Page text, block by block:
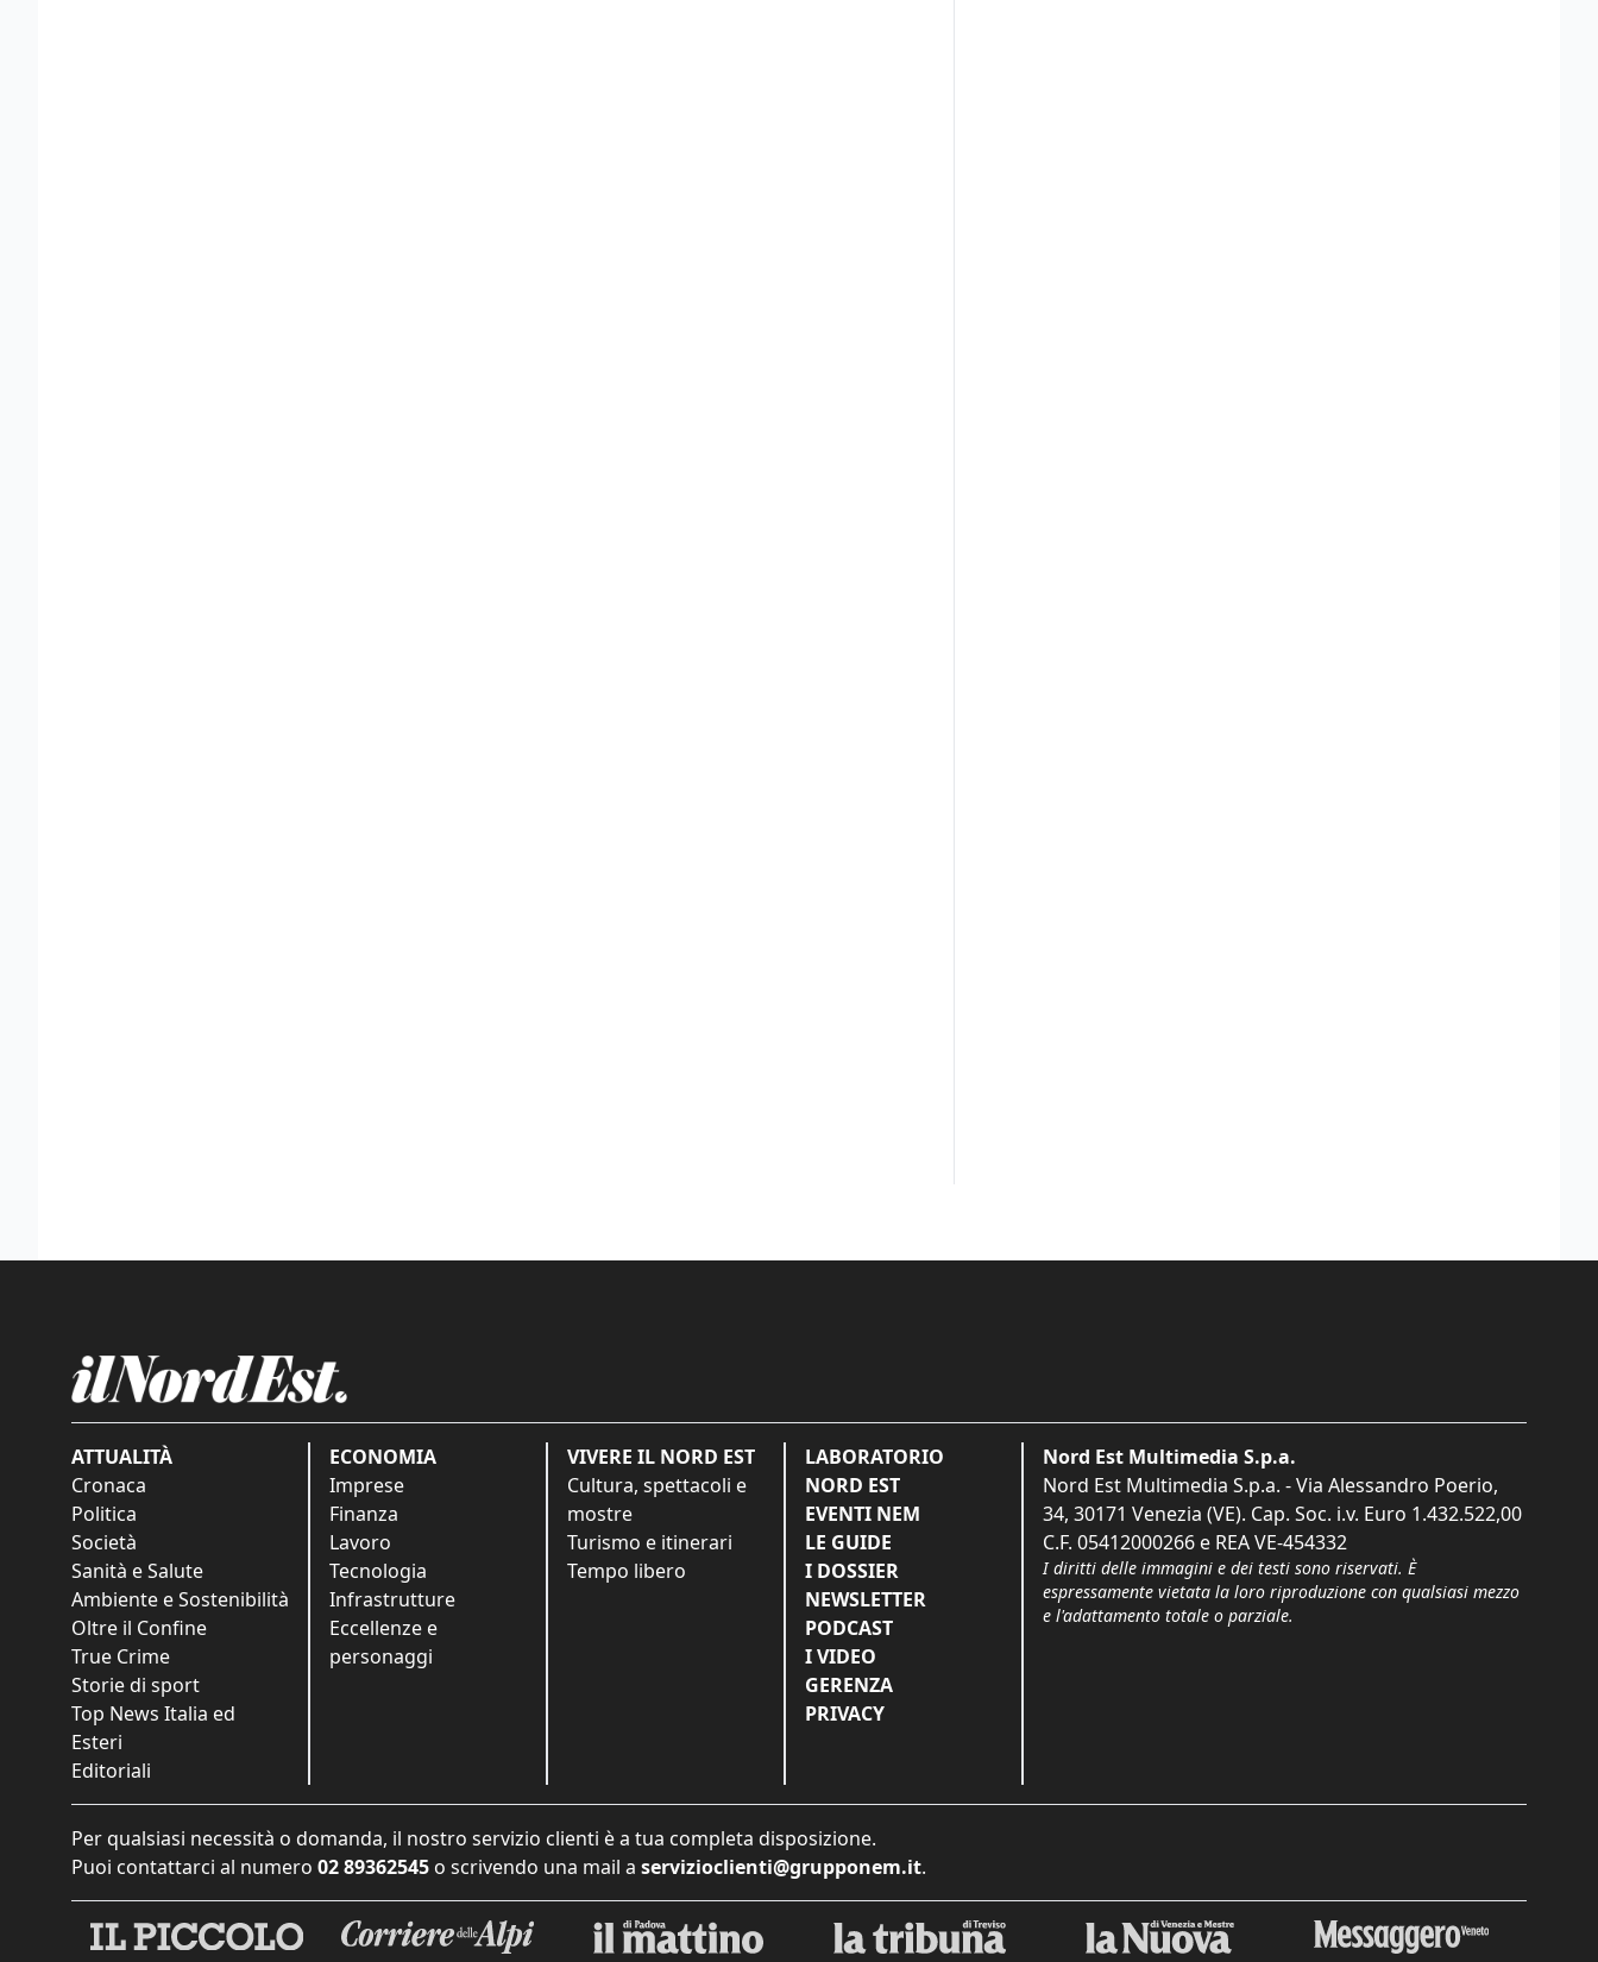
ATTUALITÀ
Cronaca
Politica
Società
Sanità e Salute
Ambiente e Sostenibilità
Oltre il Confine
True Crime
Storie di sport
Top News Italia ed
Esteri
Editoriali
ECONOMIA
Imprese
Finanza
Lavoro
Tecnologia
Infrastrutture
Eccellenze e
personaggi
VIVERE IL NORD EST
Cultura, spettacoli e
mostre
Turismo e itinerari
Tempo libero
LABORATORIO
NORD EST
EVENTI NEM
LE GUIDE
I DOSSIER
NEWSLETTER
PODCAST
I VIDEO
GERENZA
PRIVACY
Nord Est Multimedia S.p.a.
Nord Est Multimedia S.p.a. - Via Alessandro Poerio,
34, 30171 Venezia (VE). Cap. Soc. i.v. Euro 1.432.522,00
C.F. 05412000266 e REA VE-454332
I diritti delle immagini e dei testi sono riservati. È
espressamente vietata la loro riproduzione con qualsiasi mezzo
e l'adattamento totale o parziale.
Per qualsiasi necessità o domanda, il nostro servizio clienti è a tua completa disposizione.
Puoi contattarci al numero 02 89362545 o scrivendo una mail a servizioclienti@grupponem.it.